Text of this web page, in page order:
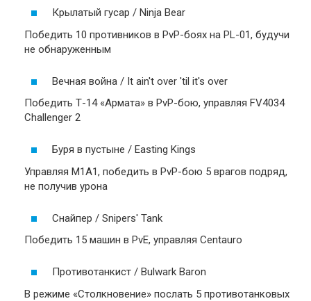
Крылатый гусар / Ninja Bear
Победить 10 противников в PvP-боях на PL-01, будучи
не обнаруженным
Вечная война / It ain't over 'til it's over
Победить Т-14 «Армата» в PvP-бою, управляя FV4034
Challenger 2
Буря в пустыне / Easting Kings
Управляя M1A1, победить в PvP-бою 5 врагов подряд,
не получив урона
Снайпер / Snipers' Tank
Победить 15 машин в PvE, управляя Centauro
Противотанкист / Bulwark Baron
В режиме «Столкновение» послать 5 противотанковых